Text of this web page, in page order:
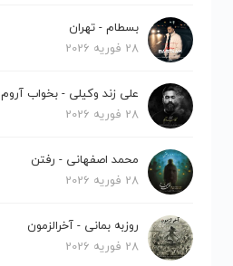
بسطام - تهران
28 فوریه 2026
علی زند وکیلی - بخواب آروم
28 فوریه 2026
محمد اصفهانی - رفتن
28 فوریه 2026
روزبه بمانی - آخرالزمون
28 فوریه 2026